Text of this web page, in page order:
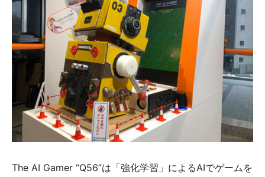
The AI Gamer “Q56”は「強化学習」によるAIでゲームを